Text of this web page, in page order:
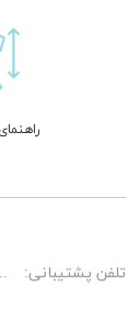
تلفن پشتیبانی: